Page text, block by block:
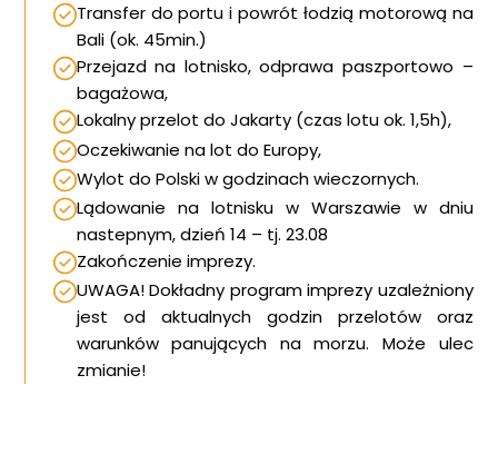
Transfer do portu i powrót łodzią motorową na
Bali (ok. 45min.)
Przejazd na lotnisko, odprawa paszportowo –
bagażowa,
Lokalny przelot do Jakarty (czas lotu ok. 1,5h),
Oczekiwanie na lot do Europy,
Wylot do Polski w godzinach wieczornych.
Lądowanie na lotnisku w Warszawie w dniu
nastepnym, dzień 14 – tj. 23.08
Zakończenie imprezy.
UWAGA! Dokładny program imprezy uzależniony
jest od aktualnych godzin przelotów oraz
warunków panujących na morzu. Może ulec
zmianie!